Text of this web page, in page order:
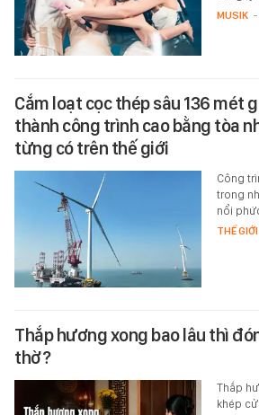
MUSIK -
Cắm loạt cọc thép sâu 136 mét
thành công trình cao bằng tòa
từng có trên thế giới
Công
trong
nổi
THẾ
Thắp hương xong bao lâu thì
thờ?
Thắp
khép